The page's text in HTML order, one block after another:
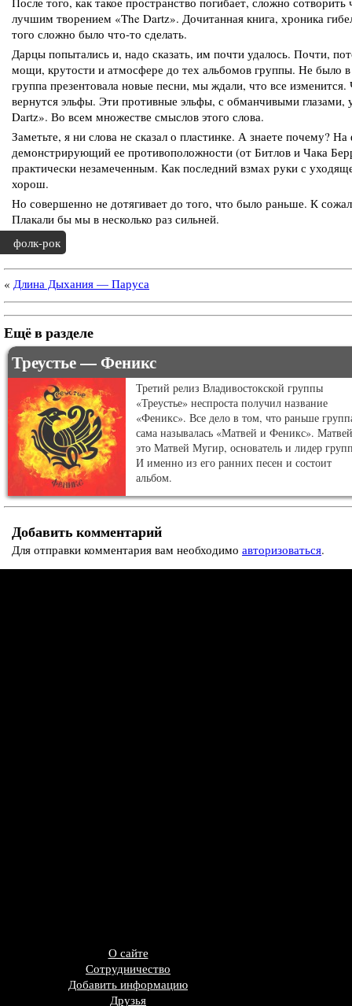
лучшим творением «The Dartz». Дочитанная книга, хроника
того сложно было что-то сделать.
Дарцы попытались и, надо сказать, им почти удалось. Почти,
мощи, крутости и атмосфере до тех альбомов группы. Не было
группа презентовала новые песни, мы ждали, что все
вернутся эльфы. Эти противные эльфы, с обманчивыми
Dartz». Во всем множестве смыслов этого слова.
Заметьте, я ни слова не сказал о пластинке. А знаете почему?
демонстрирующий ее противоположности (от Битлов и Чака
практически незамеченным. Как последний взмах руки с
хорош.
Но совершенно не дотягивает до того, что было раньше. К
Плакали бы мы в несколько раз сильней.
фолк-рок
« Длина Дыхания — Паруса
Ещё в разделе
Треустье — Феникс
Третий релиз Владивостокской группы
«Треустье» неспроста получил название
«Феникс». Все дело в том, что раньше
сама называлась «Матвей и Феникс».
это Матвей Мугир, основатель и лидер
И именно из его ранних песен и состоит
альбом.
Добавить комментарий
Для отправки комментария вам необходимо авторизоваться.
О сайте
Сотрудничество
Добавить информацию
Друзья